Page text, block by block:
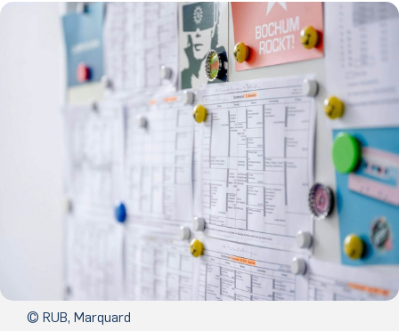
© RUB, Marquard